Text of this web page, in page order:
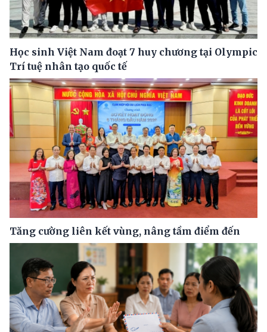
Học sinh Việt Nam đoạt 7 huy chương tại Olympic
Trí tuệ nhân tạo quốc tế
Tăng cường liên kết vùng, nâng tầm điểm đến